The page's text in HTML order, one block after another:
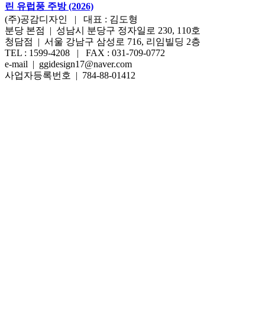
린 유럽풍 주방 (2026)
(주)공감디자인 | 대표 : 김도형
분당 본점 | 성남시 분당구 정자일로 230, 110호
청담점 | 서울 강남구 삼성로 716, 리임빌딩 2층
TEL : 1599-4208 | FAX : 031-709-0772
e-mail | ggidesign17@naver.com
사업자등록번호 | 784-88-01412